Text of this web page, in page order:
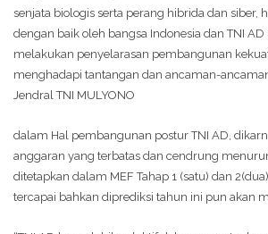
senjata biologis serta perang hibrida dan siber,
dengan baik oleh bangsa Indonesia dan TNI
melakukan penyelarasan pembangunan
menghadapi tantangan dan ancaman-
Jendral TNI MULYONO
dalam Hal pembangunan postur TNI AD,
anggaran yang terbatas dan cendrung
ditetapkan dalam MEF Tahap 1 (satu) dan
tercapai bahkan diprediksi tahun ini pun akan